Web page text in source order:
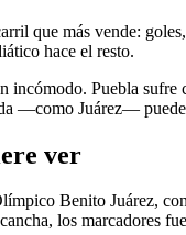
que más vende:
hace el resto.
incómodo. Puebla
—como Juárez—
ver
Benito Juárez,
los marcadores